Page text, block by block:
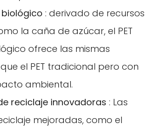
biológico : derivado de recursos
la caña de azúcar, el PET
ofrece las mismas
el PET tradicional pero con
ambiental.
reciclaje innovadoras : Las
mejoradas, como el